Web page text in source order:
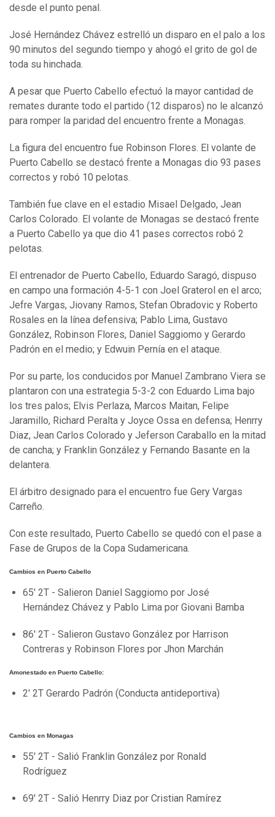
desde el punto penal.
José Hernández Chávez estrelló un disparo en el palo a los
90 minutos del segundo tiempo y ahogó el grito de gol de
toda su hinchada.
A pesar que Puerto Cabello efectuó la mayor cantidad de
remates durante todo el partido (12 disparos) no le alcanzó
para romper la paridad del encuentro frente a Monagas.
La figura del encuentro fue Robinson Flores. El volante de
Puerto Cabello se destacó frente a Monagas dio 93 pases
correctos y robó 10 pelotas.
También fue clave en el estadio Misael Delgado, Jean
Carlos Colorado. El volante de Monagas se destacó frente
a Puerto Cabello ya que dio 41 pases correctos robó 2
pelotas.
El entrenador de Puerto Cabello, Eduardo Saragó, dispuso
en campo una formación 4-5-1 con Joel Graterol en el arco;
Jefre Vargas, Jiovany Ramos, Stefan Obradovic y Roberto
Rosales en la línea defensiva; Pablo Lima, Gustavo
González, Robinson Flores, Daniel Saggiomo y Gerardo
Padrón en el medio; y Edwuin Pernía en el ataque.
Por su parte, los conducidos por Manuel Zambrano Viera se
plantaron con una estrategia 5-3-2 con Eduardo Lima bajo
los tres palos; Elvis Perlaza, Marcos Maitan, Felipe
Jaramillo, Richard Peralta y Joyce Ossa en defensa; Henrry
Diaz, Jean Carlos Colorado y Jeferson Caraballo en la mitad
de cancha; y Franklin González y Fernando Basante en la
delantera.
El árbitro designado para el encuentro fue Gery Vargas
Carreño.
Con este resultado, Puerto Cabello se quedó con el pase a
Fase de Grupos de la Copa Sudamericana.
Cambios en Puerto Cabello
65' 2T - Salieron Daniel Saggiomo por José
Hernández Chávez y Pablo Lima por Giovani Bamba
86' 2T - Salieron Gustavo González por Harrison
Contreras y Robinson Flores por Jhon Marchán
Amonestado en Puerto Cabello:
2' 2T Gerardo Padrón (Conducta antideportiva)
Cambios en Monagas
55' 2T - Salió Franklin González por Ronald
Rodríguez
69' 2T - Salió Henrry Diaz por Cristian Ramírez